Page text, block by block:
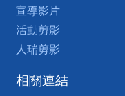
宣導影片
活動剪影
人瑞剪影
相關連結